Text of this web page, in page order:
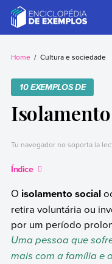
contentExemplos
Precisa de
temos.
Home Cultura e sociedade
10 EXEMPLOS DE
Tu navegador no soporta la
Índice
O isolamento social
retira voluntária ou
por um período
Uma pessoa que
mais com a família e